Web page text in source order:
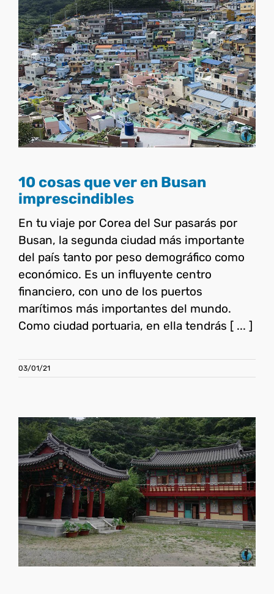
10 cosas que ver en Busan
imprescindibles
Corea del Sur
10 cosas que ver en Busan
imprescindibles
En tu viaje por Corea del Sur pasarás por
Busan, la segunda ciudad más importante
del país tanto por peso demográfico como
económico. Es un influyente centro
financiero, con uno de los puertos
marítimos más importantes del mundo.
Como ciudad portuaria, en ella tendrás [ ... ]
03/01/21
Templo Golgulsa, hacer un
temple stay en Corea del
Sur
Corea del Sur